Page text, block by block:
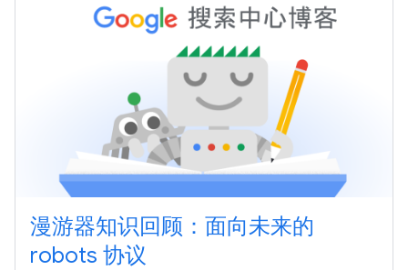
漫游器知识回顾：面向未来的
robots 协议